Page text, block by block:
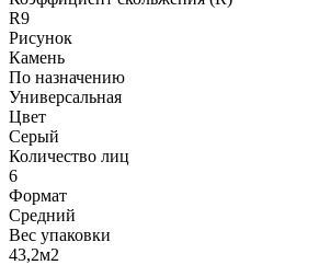
R9
Рисунок
Камень
По назначению
Универсальная
Цвет
Серый
Количество лиц
6
Формат
Средний
Вес упаковки
43,2м2